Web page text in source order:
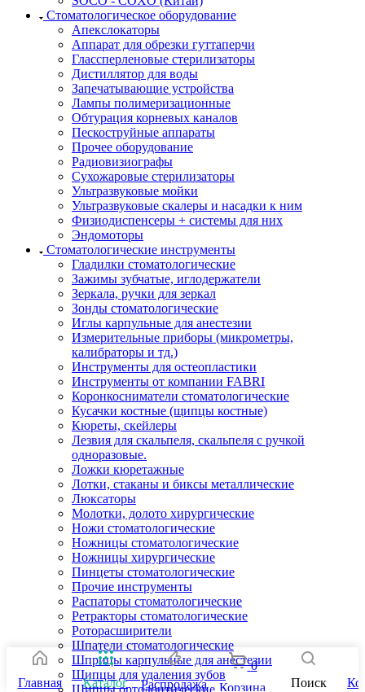
Стоматологическое оборудование
Апекслокаторы
Аппарат для обрезки гуттаперчи
Глассперленовые стерилизаторы
Дистиллятор для воды
Запечатывающие устройства
Лампы полимеризационные
Обтурация корневых каналов
Пескоструйные аппараты
Прочее оборудование
Радиовизиографы
Сухожаровые стерилизаторы
Ультразвуковые мойки
Ультразвуковые скалеры и насадки к ним
Физиодиспенсеры + системы для них
Эндомоторы
Стоматологические инструменты
Гладилки стоматологические
Зажимы зубчатые, иглодержатели
Зеркала, ручки для зеркал
Зонды стоматологические
Иглы карпульные для анестезии
Измерительные приборы (микрометры,
калибраторы и тд.)
Инструменты для остеопластики
Инструменты от компании FABRI
Коронкосниматели стоматологические
Кусачки костные (щипцы костные)
Кюреты, скейлеры
Лезвия для скальпеля, скальпеля с ручкой
одноразовые.
Ложки кюретажные
Лотки, стаканы и биксы металлические
Люксаторы
Молотки, долото хирургические
Ножи стоматологические
Ножницы стоматологические
Ножницы хирургические
Пинцеты стоматологические
Прочие инструменты
Распаторы стоматологические
Ретракторы стоматологические
Роторасширители
Шпатели стоматологические
Шприцы карпульные для анестезии
Щипцы для удаления зубов
Главная Каталог Распродажа
0
Корзина
Поиск